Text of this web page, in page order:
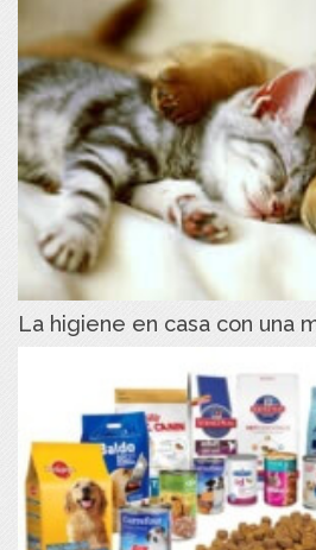
La higiene en casa con una